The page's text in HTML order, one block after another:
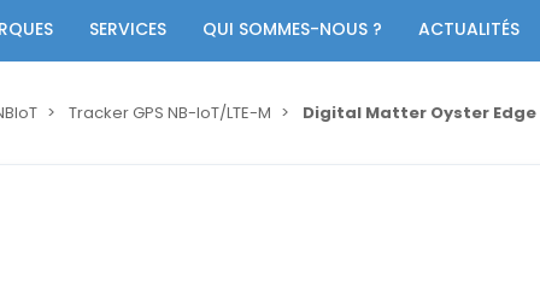
SERVICES QUI SOMMES-NOUS ? ACTUALITÉS
Tracker GPS NB-IoT/LTE-M Digital Matter Oyster Edge